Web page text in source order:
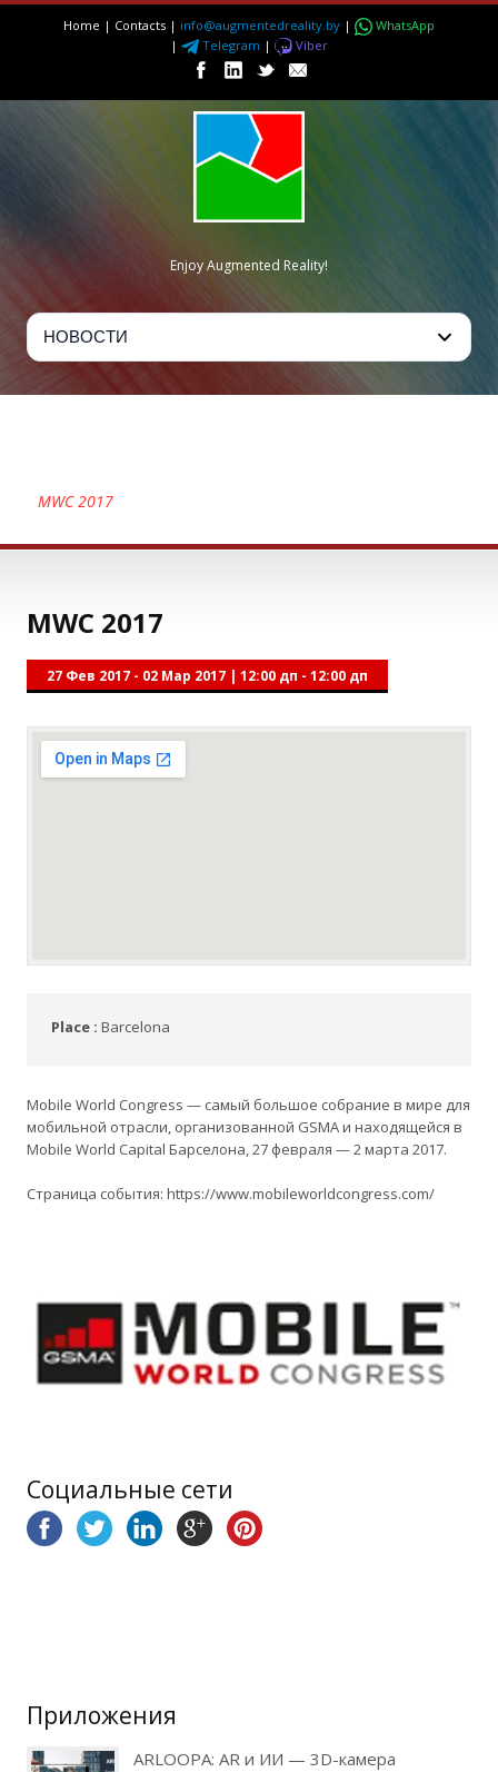
Home | Contacts | info@augmentedreality.by |
WhatsApp
|
Telegram | Viber
Enjoy Augmented Reality!
MWC 2017
MWC 2017
27 Фев 2017 - 02 Мар 2017 | 12:00 дп - 12:00 дп
Place : Barcelona
Mobile World Congress — самый большое собрание в мире для
мобильной отрасли, организованной GSMA и находящейся в
Mobile World Capital Барселона, 27 февраля — 2 марта 2017.
Страница события: https://www.mobileworldcongress.com/
Социальные сети
Приложения
ARLOOPA: AR и ИИ — 3D-камера